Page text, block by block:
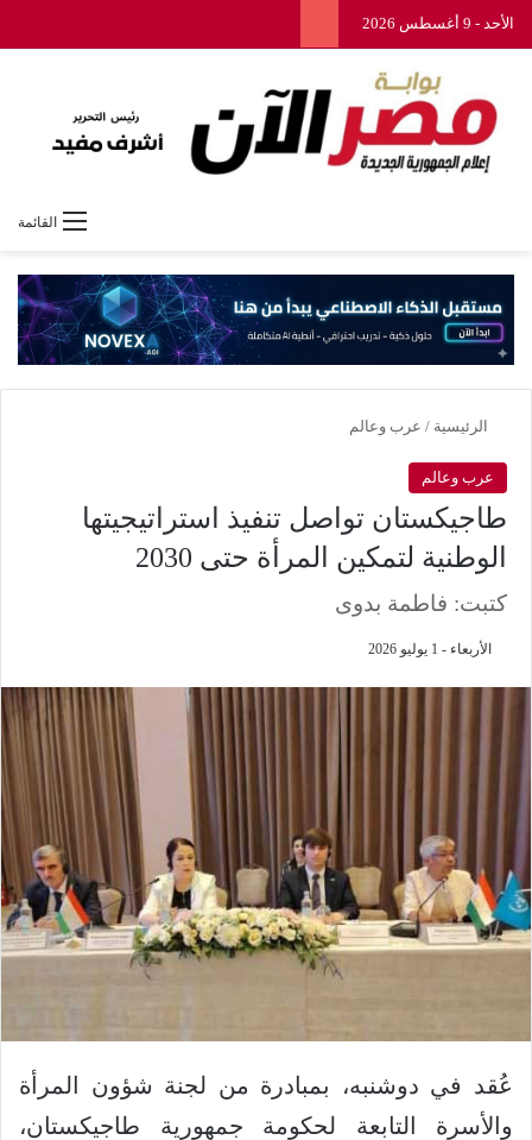
الأحد - 9 أغسطس 2026
القائمة
الرئيسية / عرب وعالم
عرب وعالم
طاجيكستان تواصل تنفيذ استراتيجيتها
الوطنية لتمكين المرأة حتى 2030
كتبت: فاطمة بدوى
الأربعاء - 1 يوليو 2026
عُقد في دوشنبه، بمبادرة من لجنة شؤون المرأة
والأسرة التابعة لحكومة جمهورية طاجيكستان،